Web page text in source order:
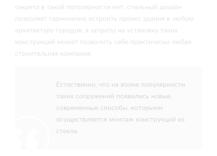
секрета в такой популярности нет: стильный дизайн
позволяет гармонично встроить проект здания в любую
архитектуру городов, а затраты на установку таких
конструкций может позволить себе практически любая
строительная компания.
Естественно, что на волне популярности
таких сооружений появились новые,
современные способы, которыми
осуществляется монтаж конструкций из
стекла.